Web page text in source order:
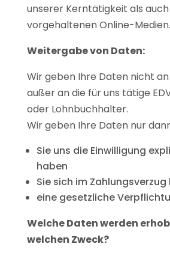
unserer Kerntätigkeit als
vorgehaltenen Online-Medien.
Weitergabe von Daten:
Wir geben Ihre Daten nicht
außer an die für uns tätige
oder Lohnbuchhalter.
Wir geben Ihre Daten nur
Sie uns die Einwilligung
haben
Sie sich im
eine gesetzliche
Welche Daten werden
welchen Zweck?